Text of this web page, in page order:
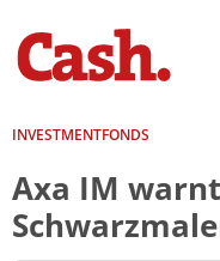
INVESTMENTFONDS
Axa IM